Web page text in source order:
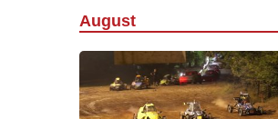
August